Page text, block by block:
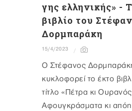
γης ελληνικής» -
βιβλίο του
Δορμπαράκη
15/4/2023
Ο Στέφανος
κυκλοφορεί το έκτο
τίτλο «Πέτρα κι
Αφουγκράσματα κι